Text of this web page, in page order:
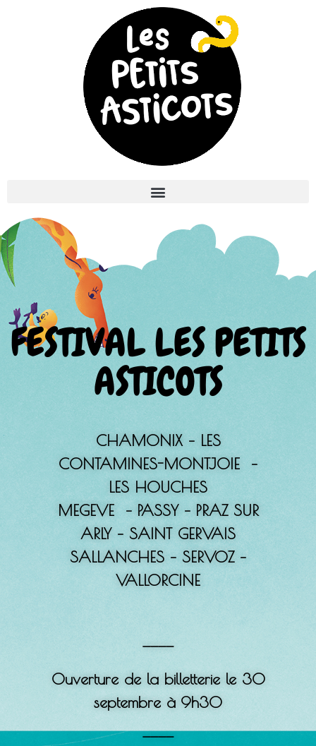
FESTIVAL LES PETITS
ASTICOTS
CHAMONIX – LES
CONTAMINES-MONTJOIE –
LES HOUCHES
MEGEVE – PASSY – PRAZ SUR
ARLY – SAINT GERVAIS
SALLANCHES – SERVOZ –
VALLORCINE
————
Ouverture de la billetterie le 30
septembre à 9h30
————